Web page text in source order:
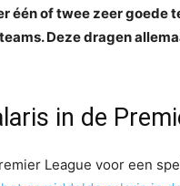
één of twee zeer goede
Deze dragen
in de
League voor een